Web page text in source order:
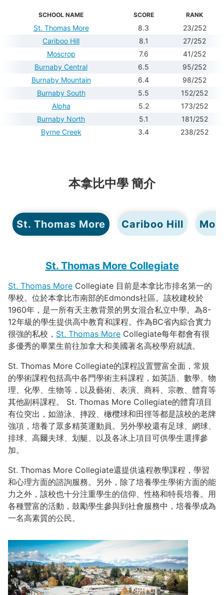
SCHOOL NAME SCORE RANK
St. Thomas More 8.3
23/252
Cariboo Hill
8.1
27/252
Moscrop
7.6
41/252
Burnaby Central
6.5
95/252
Burnaby Mountain
6.4
98/252
Burnaby South
5.5
152/252
Alpha
5.2
173/252
Burnaby North
5.1
181/252
Byrne Creek
3.4 238/252
本拿比中學 簡介
St. Thomas More Cariboo Hill
St. Thomas More Collegiate
St. Thomas More Collegiate 目前是本拿比市排名第一的
學校。位於本拿比市南部的Edmonds社區。該校建校於
1960年，是一所有天主教背景的男女混合私立中學。為8-
12年級的學生提供高中教育和課程。作為BC省內綜合實力
很強的私校， St. Thomas More Collegiate每年都會有很
多優秀的畢業生前往加拿大和美國著名高校學府就讀。
St. Thomas More Collegiate的課程設置豐富全面，常規
的學術課程包括高中各門學術主科課程，如英語、數學、物
理、化學、生物等，以及藝術、表演、商科、宗教、體育等
其他副科課程。 St. Thomas More Collegiate的體育項目
有位突出，如游泳、摔跤、橄欖球和田徑等都是該校的老牌
強項，培養了眾多精英運動員。另外學校還有足球、網球、
排球、高爾夫球、划艇、以及各冰上項目可供學生選擇參
加。
St. Thomas More Collegiate還提供遠程教學課程，學習
和心理方面的諮詢服務。另外，除了培養學生學術方面的能
力之外，該校也十分注重學生的信仰、性格和特長培養。用
各種豐富的活動，鼓勵學生參與到社會服務中，培養學成為
一名高素質的公民。